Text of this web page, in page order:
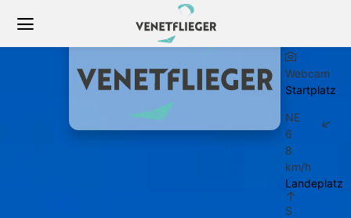
Webcam
Startplatz
NE
6
8
km/h
Landeplatz
S